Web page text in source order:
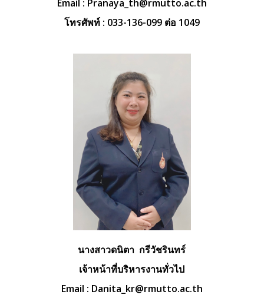
Email : Pranaya_th@rmutto.ac.th
โทรศัพท์ : 033-136-099 ต่อ 1049
นางสาวดนิตา กรีวัชรินทร์
เจ้าหน้าที่บริหารงานทั่วไป
Email : Danita_kr@rmutto.ac.th